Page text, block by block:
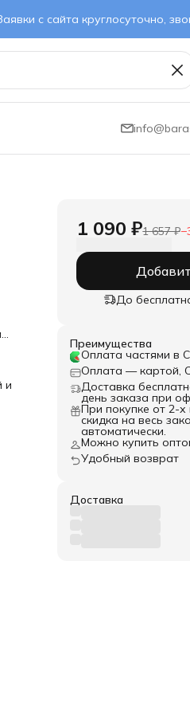
с сайта круглосуточно,
и
1 090 ₽1 657 ₽−
До
Преимущества
Оплата частями в
Оплата — картой,
Доставка
день заказа при
При покупке от 2-
скидка на весь
автоматически.
Можно купить
Удобный возврат
Доставка